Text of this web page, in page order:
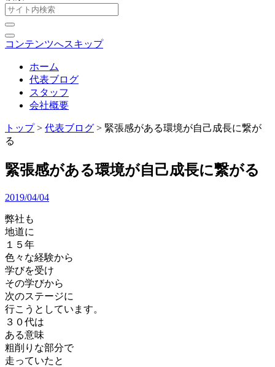
コンテンツへスキップ
ホーム
代表ブログ
スタッフ
会社概要
トップ> 代表ブログ > 緊張感がある環境が自己成長に繋が
る
緊張感がある環境が自己成長に繋がる
2019/04/04
弊社も
地道に
１５年
色々な経験から
学びを受け
その学びから
次のステージに
行こうとしています。
３０代は
ある意味
粗削りな部分で
走っていたと